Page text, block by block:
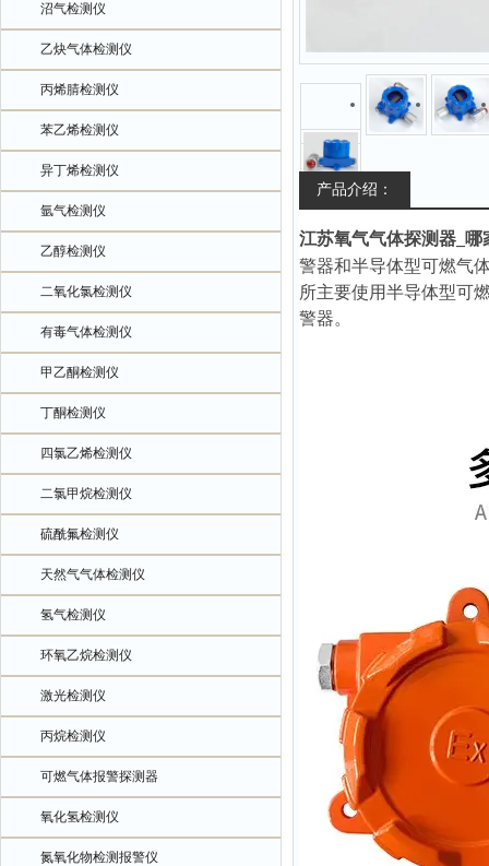
沼气检测仪
乙炔气体检测仪
丙烯腈检测仪
苯乙烯检测仪
异丁烯检测仪
氩气检测仪
乙醇检测仪
二氧化氯检测仪
有毒气体检测仪
甲乙酮检测仪
丁酮检测仪
四氯乙烯检测仪
二氯甲烷检测仪
硫酰氟检测仪
天然气气体检测仪
氢气检测仪
环氧乙烷检测仪
激光检测仪
丙烷检测仪
可燃气体报警探测器
氧化氢检测仪
氮氧化物检测报警仪
产品介绍：
江苏氧气气体探测器_哪
警器和半导体型可燃气
所主要使用半导体型可
警器。